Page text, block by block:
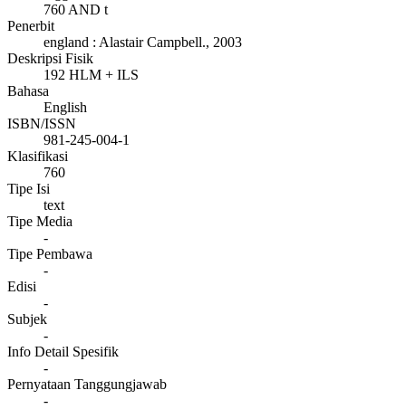
760 AND t
Penerbit
england : Alastair Campbell., 2003
Deskripsi Fisik
192 HLM + ILS
Bahasa
English
ISBN/ISSN
981-245-004-1
Klasifikasi
760
Tipe Isi
text
Tipe Media
-
Tipe Pembawa
-
Edisi
-
Subjek
-
Info Detail Spesifik
-
Pernyataan Tanggungjawab
-